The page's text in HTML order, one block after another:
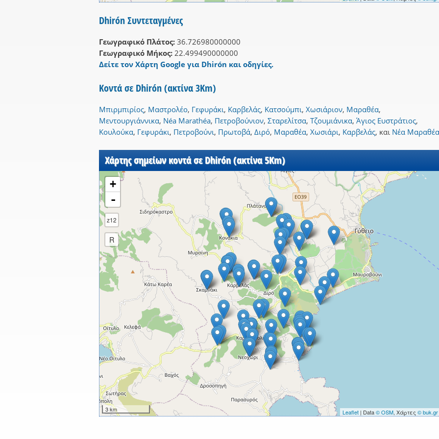
Dhirón Συντεταγμένες
Γεωγραφικό Πλάτος: 36.726980000000
Γεωγραφικό Μήκος: 22.499490000000
Δείτε τον Χάρτη Google για Dhirón και οδηγίες.
Κοντά σε Dhirón (ακτίνα 3Km)
Μπιρμπιρίος, Μαστρολέο, Γεφυράκι, Καρβελάς, Κατσούμπι, Χωσιάριον, Μαραθέα,
Μεντουργιάννικα, Néa Marathéa, Πετροβούνιον, Σταρελίτσα, Τζουμιάνικα, Άγιος Ευστράτιος,
Κουλούκα, Γεφυράκι, Πετροβούνι, Πρωτοβά, Διρό, Μαραθέα, Χωσιάρι, Καρβελάς, και Νέα Μαραθέα
Χάρτης σημείων κοντά σε Dhirón (ακτίνα 5Km)
+
-
z12
R
3 km Leaflet| Data© OSM, Χάρτες © buk.gr